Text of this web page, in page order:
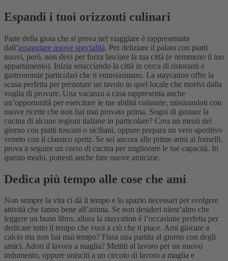
Espandi i tuoi orizzonti culinari
Parte della gioia che si prova nel viaggiare è rappresentata
dall’assaggiare nuove specialità. Per deliziare il palato con piatti
nuovi, però, non devi per forza lasciare la tua città (e nemmeno il tuo
appartamento). Inizia setacciando la città in cerca di ristoranti e
gastronomie particolari che ti entusiasmano. La staycation offre la
scusa perfetta per prenotare un tavolo in quel locale che morivi dalla
voglia di provare. Una vacanza a casa rappresenta anche
un’opportunità per esercitare le tue abilità culinarie, misurandoti con
nuove ricette che non hai mai provato prima. Sogni di gustare la
cucina di alcune regioni italiane in particolare? Crea un menù del
giorno con piatti toscani o siciliani, oppure prepara un vero aperitivo
veneto con il classico spritz. Se sei ancora alle prime armi ai fornelli,
prova a seguire un corso di cucina per migliorare le tue capacità. In
questo modo, potresti anche fare nuove amicizie.
Dedica più tempo alle cose che ami
Non sempre la vita ci dà il tempo e lo spazio necessari per svolgere
attività che fanno bene all’anima. Se non desideri nient’altro che
leggere un buon libro, allora la staycation è l’occasione perfetta per
dedicare tutto il tempo che vuoi a ciò che ti piace. Ami giocare a
calcio ma non hai mai tempo? Fissa una partita al giorno con degli
amici. Adori il lavoro a maglia? Mettiti al lavoro per un nuovo
indumento, oppure unisciti a un circolo di lavoro a maglia e